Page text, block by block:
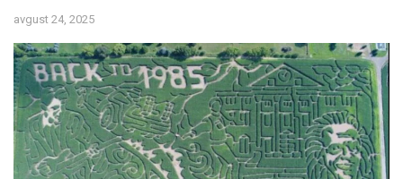
avgust 24, 2025